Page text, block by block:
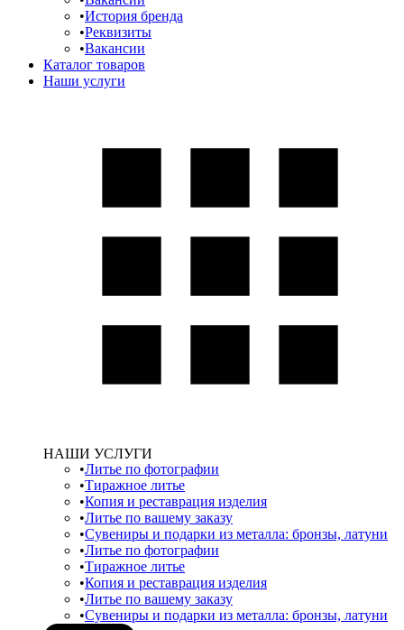
История бренда
Реквизиты
Вакансии
Каталог товаров
Наши услуги
НАШИ УСЛУГИ
Литье по фотографии
Тиражное литье
Копия и реставрация изделия
Литье по вашему заказу
Сувениры и подарки из металла: бронзы, латуни
Литье по фотографии
Тиражное литье
Копия и реставрация изделия
Литье по вашему заказу
Сувениры и подарки из металла: бронзы, латуни